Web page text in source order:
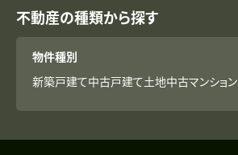
不動産の種類から探す
物件種別
新築戸建て中古戸建て土地中古マンション